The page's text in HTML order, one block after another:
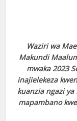
Waziri wa
Makundi
mwaka 2023
inajielekeza
kuanzia ngazi
mapambano